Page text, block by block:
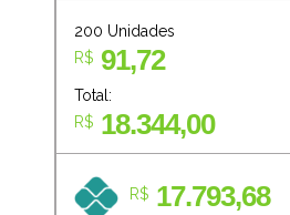
200 Unidades
R$ 91,72
Total:
R$ 18.344,00
R$ 17.793,68